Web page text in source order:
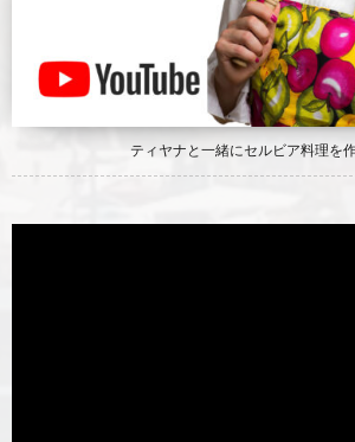
ティヤナと一緒にセルビア料理を